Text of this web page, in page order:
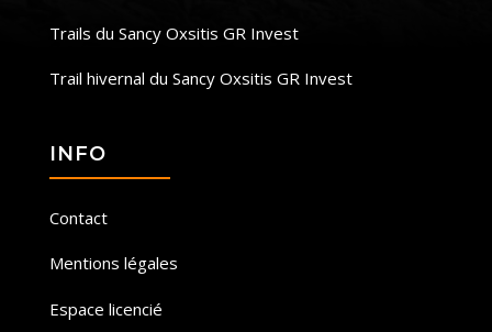
Trails du Sancy Oxsitis GR Invest
Trail hivernal du Sancy Oxsitis GR Invest
INFO
Contact
Mentions légales
Espace licencié